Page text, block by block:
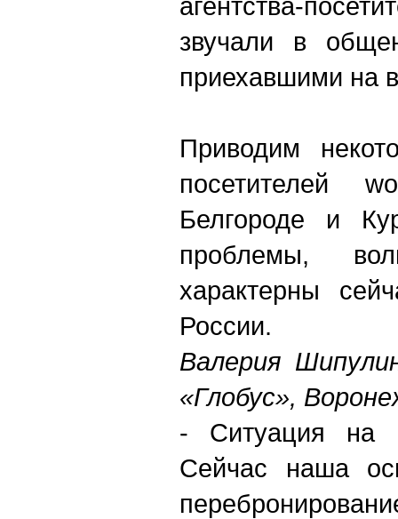
звучали в
приехавшими на
Приводим
посетителей
Белгороде и
проблемы,
характерны
России.
Валерия
«Глобус»,
- Ситуация на
Сейчас наша